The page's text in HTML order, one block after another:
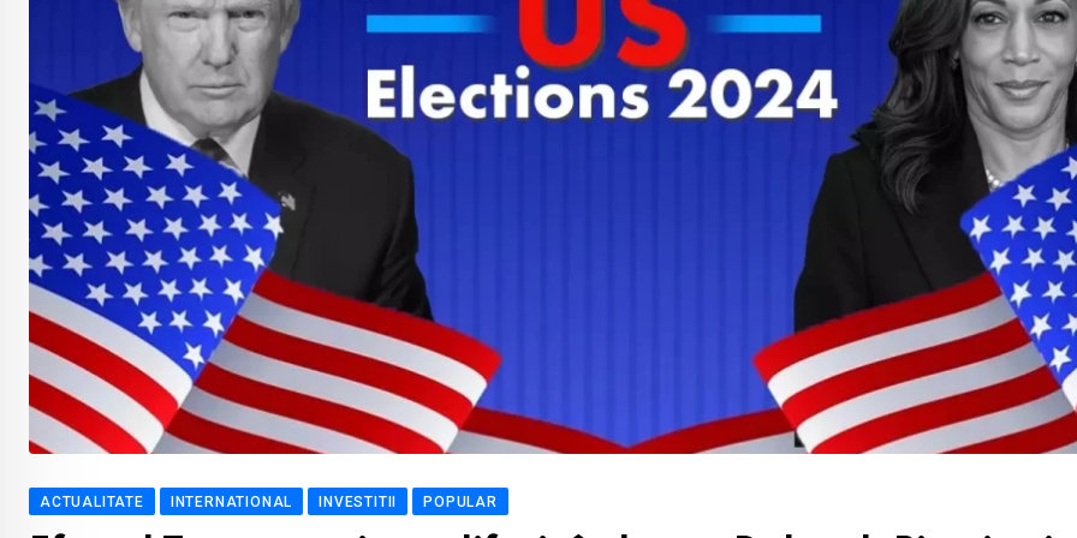
ACTUALITATE INTERNATIONAL INVESTITII POPULAR